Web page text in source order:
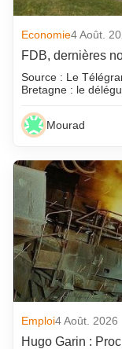
Economie4 Août.
FDB, dernières
Source : Le
Bretagne : le
Mourad
Emploi4 Août. 2026
Hugo Garin :